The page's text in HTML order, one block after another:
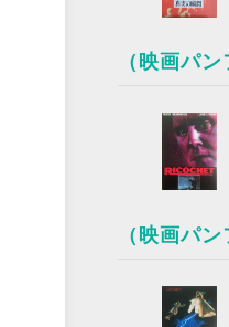
（映画パ
（映画パ